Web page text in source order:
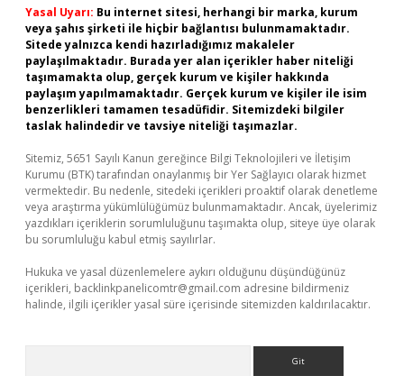
Yasal Uyarı: Bu internet sitesi, herhangi bir marka, kurum
veya şahıs şirketi ile hiçbir bağlantısı bulunmamaktadır.
Sitede yalnızca kendi hazırladığımız makaleler
paylaşılmaktadır. Burada yer alan içerikler haber niteliği
taşımamakta olup, gerçek kurum ve kişiler hakkında
paylaşım yapılmamaktadır. Gerçek kurum ve kişiler ile isim
benzerlikleri tamamen tesadüfidir. Sitemizdeki bilgiler
taslak halindedir ve tavsiye niteliği taşımazlar.
Sitemiz, 5651 Sayılı Kanun gereğince Bilgi Teknolojileri ve İletişim
Kurumu (BTK) tarafından onaylanmış bir Yer Sağlayıcı olarak hizmet
vermektedir. Bu nedenle, sitedeki içerikleri proaktif olarak denetleme
veya araştırma yükümlülüğümüz bulunmamaktadır. Ancak, üyelerimiz
yazdıkları içeriklerin sorumluluğunu taşımakta olup, siteye üye olarak
bu sorumluluğu kabul etmiş sayılırlar.
Hukuka ve yasal düzenlemelere aykırı olduğunu düşündüğünüz
içerikleri, backlinkpanelicomtr@gmail.com adresine bildirmeniz
halinde, ilgili içerikler yasal süre içerisinde sitemizden kaldırılacaktır.